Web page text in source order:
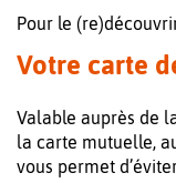
Pour le
Votre carte
Valable auprès de
la carte mutuelle,
vous permet